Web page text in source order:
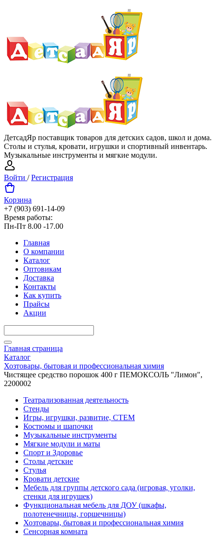
ДетсадЯр поставщик товаров для детских садов, школ и дома.
Столы и стулья, кровати, игрушки и спортивный инвентарь.
Музыкальные инструменты и мягкие модули.
Войти /Регистрация
Корзина
+7 (903) 691-14-09
Время работы:
Пн-Пт 8.00 -17.00
Главная
О компании
Каталог
Оптовикам
Доставка
Контакты
Как купить
Прайсы
Акции
Главная страница
Каталог
Хозтовары, бытовая и профессиональная химия
Чистящее средство порошок 400 г ПЕМОКСОЛЬ "Лимон",
2200002
Театрализованная деятельность
Стенды
Игры, игрушки, развитие, СТЕМ
Костюмы и шапочки
Музыкальные инструменты
Мягкие модули и маты
Спорт и Здоровье
Столы детские
Стулья
Кровати детские
Мебель для группы детского сада (игровая, уголки,
стенки для игрушек)
Функциональная мебель для ДОУ (шкафы,
полотенечницы, горшечницы)
Хозтовары, бытовая и профессиональная химия
Сенсорная комната